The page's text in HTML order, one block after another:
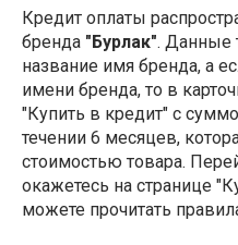
Кредит оплаты
бренда "Бурлак". Данные
название имя бренда, а
имени бренда, то в
"Купить в кредит" с
течении 6 месяцев,
стоимостью товара.
окажетесь на странице
можете прочитать